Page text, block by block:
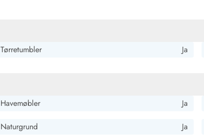
Tørretumbler Ja
Havemøbler Ja
Naturgrund Ja